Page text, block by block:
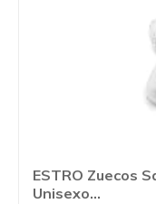
ESTRO Zuecos
Unisexo...